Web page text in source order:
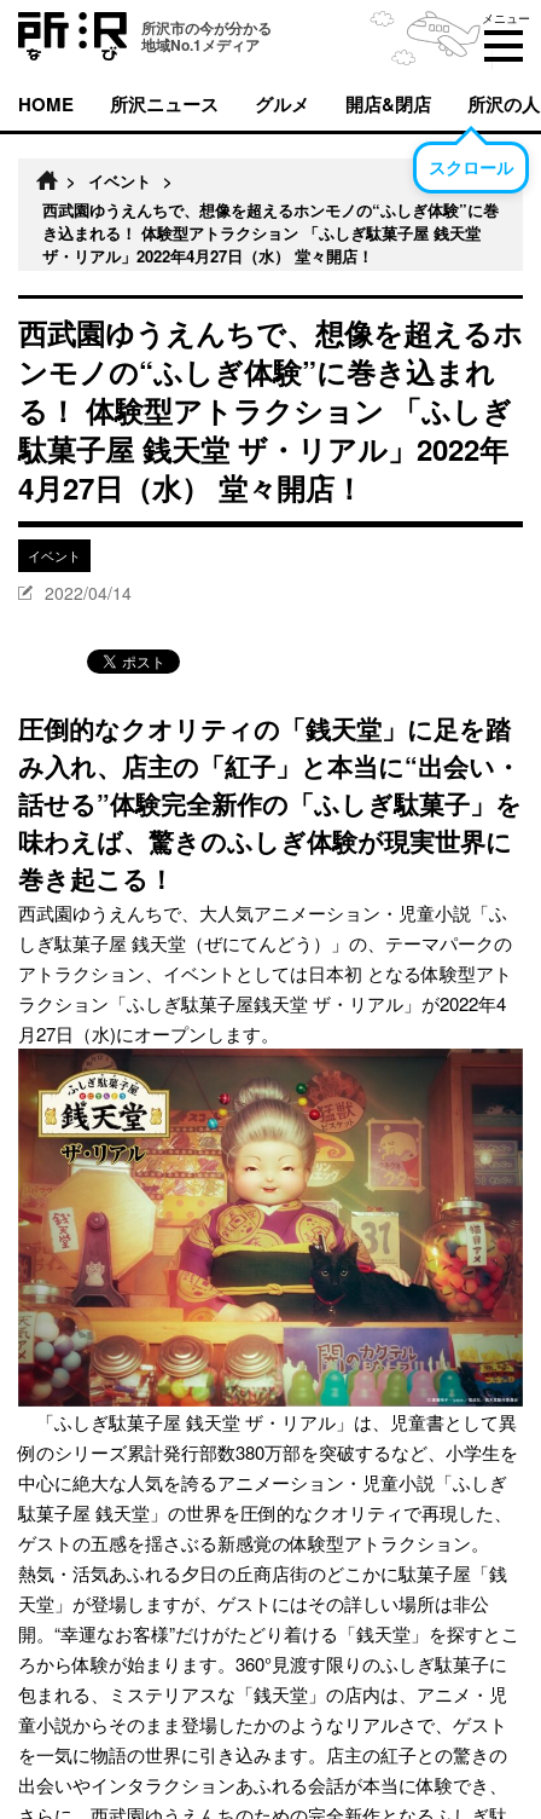
所沢市の今が分かる
地域No.1メディア
メニュー
HOME 所沢ニュース グルメ 開店&閉店 所沢の人
スクロール
> イベント
>
西武園ゆうえんちで、想像を超えるホンモノの“ふしぎ体験”に巻
き込まれる！ 体験型アトラクション 「ふしぎ駄菓子屋 銭天堂
ザ・リアル」2022年4月27日（水） 堂々開店！
西武園ゆうえんちで、想像を超えるホ
ンモノの“ふしぎ体験”に巻き込まれ
る！ 体験型アトラクション 「ふしぎ
駄菓子屋 銭天堂 ザ・リアル」2022年
4月27日（水） 堂々開店！
イベント
2022/04/14
圧倒的なクオリティの「銭天堂」に足を踏
み入れ、店主の「紅子」と本当に“出会い・
話せる”体験完全新作の「ふしぎ駄菓子」を
味わえば、驚きのふしぎ体験が現実世界に
巻き起こる！
西武園ゆうえんちで、大人気アニメーション・児童小説「ふ
しぎ駄菓子屋 銭天堂（ぜにてんどう）」の、テーマパークの
アトラクション、イベントとしては日本初 となる体験型アト
ラクション「ふしぎ駄菓子屋銭天堂 ザ・リアル」が2022年4
月27日（水)にオープンします。
「ふしぎ駄菓子屋 銭天堂 ザ・リアル」は、児童書として異
例のシリーズ累計発行部数380万部を突破するなど、小学生を
中心に絶大な人気を誇るアニメーション・児童小説「ふしぎ
駄菓子屋 銭天堂」の世界を圧倒的なクオリティで再現した、
ゲストの五感を揺さぶる新感覚の体験型アトラクション。
熱気・活気あふれる夕日の丘商店街のどこかに駄菓子屋「銭
天堂」が登場しますが、ゲストにはその詳しい場所は非公
開。“幸運なお客様”だけがたどり着ける「銭天堂」を探すとこ
ろから体験が始まります。360°見渡す限りのふしぎ駄菓子に
包まれる、ミステリアスな「銭天堂」の店内は、アニメ・児
童小説からそのまま登場したかのようなリアルさで、ゲスト
を一気に物語の世界に引き込みます。店主の紅子との驚きの
出会いやインタラクションあふれる会話が本当に体験でき、